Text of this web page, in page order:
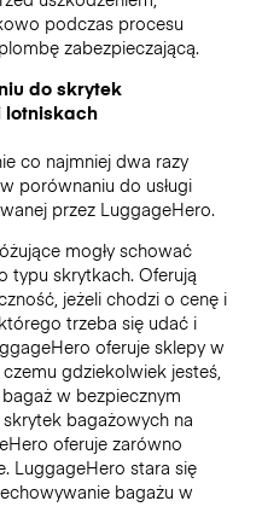
podczas procesu
zabezpieczającą.
do skrytek
lotniskach
co najmniej dwa razy
porównaniu do usługi
przez LuggageHero.
mogły schować
typu skrytkach. Oferują
jeżeli chodzi o cenę i
trzeba się udać i
oferuje sklepy w
gdziekolwiek jesteś,
w bezpiecznym
bagażowych na
oferuje zarówno
LuggageHero stara się
bagażu w